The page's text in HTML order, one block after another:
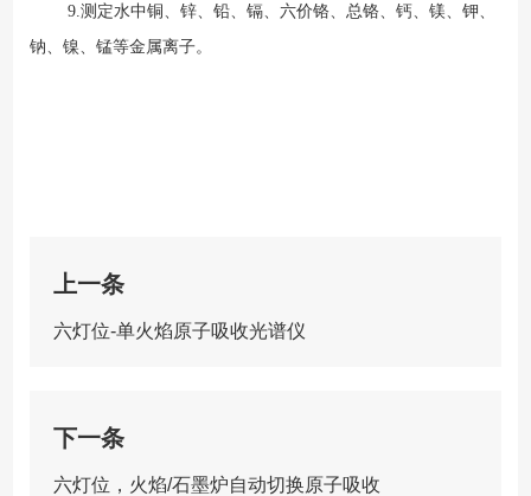
9.测定水中铜、锌、铅、镉、六价铬、总铬、钙、镁、钾、
钠、镍、锰等金属离子。
上一条
六灯位-单火焰原子吸收光谱仪
下一条
六灯位，火焰/石墨炉自动切换原子吸收